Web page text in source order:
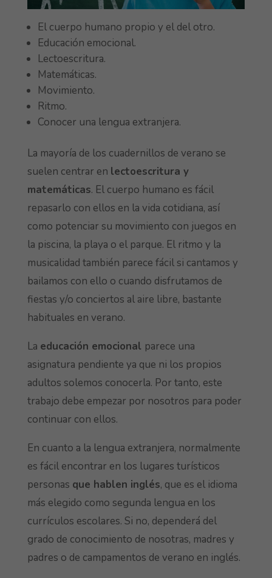
El cuerpo humano propio y el del otro.
Educación emocional.
Lectoescritura.
Matemáticas.
Movimiento.
Ritmo.
Conocer una lengua extranjera.
La mayoría de los cuadernillos de verano se
suelen centrar en lectoescritura y
matemáticas. El cuerpo humano es fácil
repasarlo con ellos en la vida cotidiana, así
como potenciar su movimiento con juegos en
la piscina, la playa o el parque. El ritmo y la
musicalidad también parece fácil si cantamos y
bailamos con ello o cuando disfrutamos de
fiestas y/o conciertos al aire libre, bastante
habituales en verano.
La educación emocional parece una
asignatura pendiente ya que ni los propios
adultos solemos conocerla. Por tanto, este
trabajo debe empezar por nosotros para poder
continuar con ellos.
En cuanto a la lengua extranjera, normalmente
es fácil encontrar en los lugares turísticos
personas que hablen inglés, que es el idioma
más elegido como segunda lengua en los
currículos escolares. Si no, dependerá del
grado de conocimiento de nosotras, madres y
padres o de campamentos de verano en inglés.